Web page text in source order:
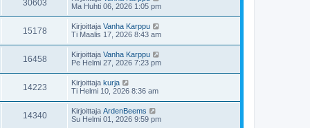
30603
Ma Huhti 06, 2026 1:05 pm
15178 Kirjoittaja Vanha Karppu
Ti Maalis 17, 2026 8:43 am
16458 Kirjoittaja Vanha Karppu
Pe Helmi 27, 2026 7:23 pm
14223 Kirjoittaja kurja
Ti Helmi 10, 2026 8:36 am
14340 Kirjoittaja ArdenBeems
Su Helmi 01, 2026 9:59 pm